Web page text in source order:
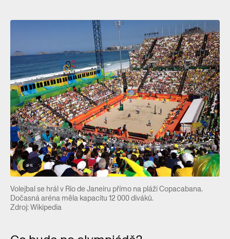
Volejbal se hrál v Rio de Janeiru přímo na pláži Copacabana.
Dočasná aréna měla kapacitu 12 000 diváků.
Zdroj: Wikipedia